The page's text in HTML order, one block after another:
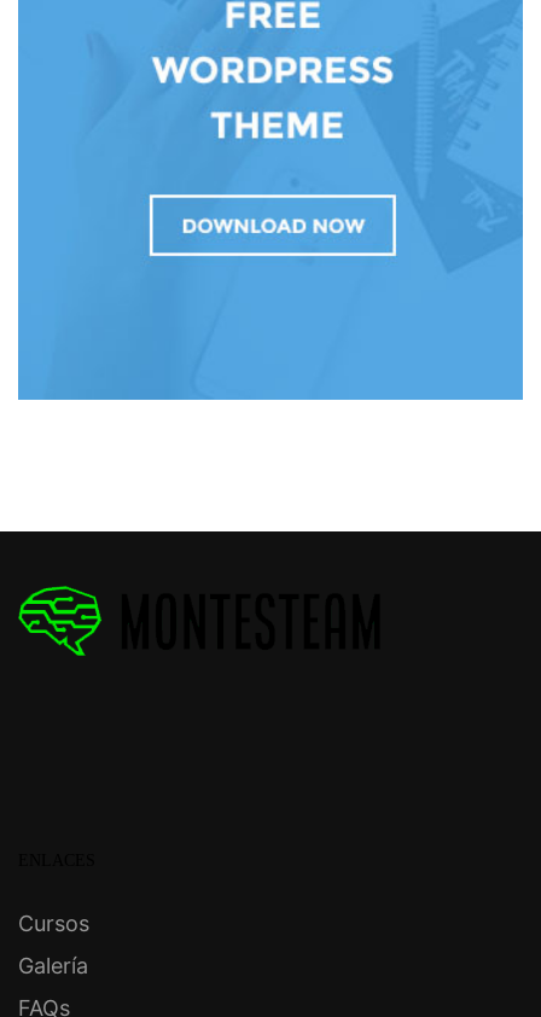
Cursos
Galería
FAQs